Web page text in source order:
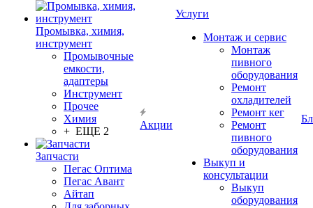
Промывка, химия,
инструмент
Промывочные
емкости,
адаптеры
Инструмент
Прочее
Химия
+ ЕЩЕ 2
Запчасти
Пегас Оптима
Пегас Авант
Айтап
Акции
Услуги
Монтаж и сервис
Монтаж
пивного
оборудования
Ремонт
охладителей
Ремонт кег
Ремонт
пивного
оборудования
Выкуп и
консультации
Выкуп
оборудования